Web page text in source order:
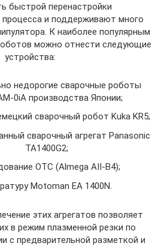
быстрой перенастройки
процесса и поддерживают много
К наиболее популярным
можно отнести следующие
устройства:
недорогие сварочные роботы
0iA производства Японии;
сварочный робот Kuka KR5;
сварочный агрегат Panasonic
TA1400G2;
OTC (Almega AII-B4);
Motoman EA 1400N.
этих агрегатов позволяет
в режим плазменной резки по
с предварительной разметкой и